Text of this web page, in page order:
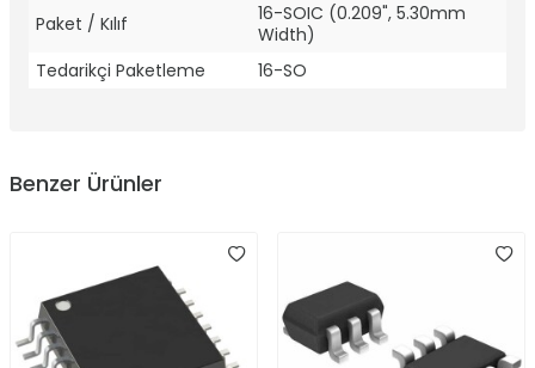
Paket / Kılıf
16-SOIC (0.209", 5.30mm
Width)
Tedarikçi Paketleme
16-SO
Benzer Ürünler